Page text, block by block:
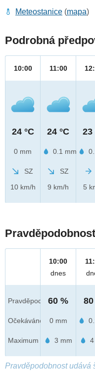
Meteostanice (mapa)
Podrobná
10:00
24 °C
0 mm
SZ
10 km/h
11:00
24 °C
0.1 mm
SZ
9 km/h
23
5
Pravděpod.
Očekáváno
Maximum
10:00
dnes
60 %
0 mm
3 mm
Pravděpodobnost udává